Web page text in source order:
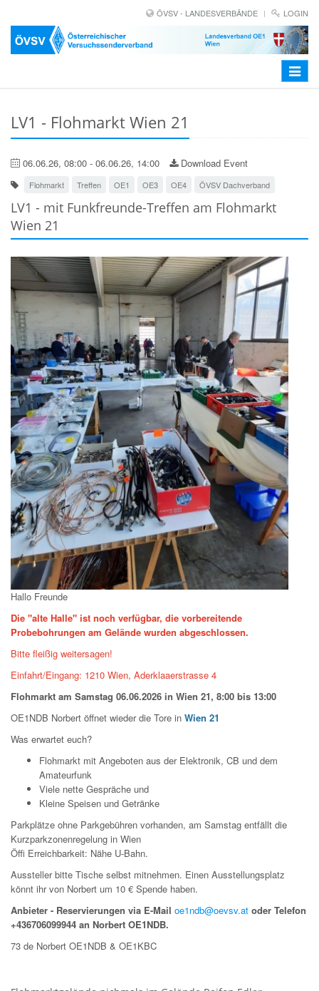
ÖVSV - LANDESVERBÄNDE LOGIN
Toggle
LV1 - Flohmarkt Wien 21
06.06.26, 08:00 - 06.06.26, 14:00 Download Event
Flohmarkt Treffen OE1 OE3 OE4 ÖVSV Dachverband
LV1 - mit Funkfreunde-Treffen am Flohmarkt
Wien 21
Hallo Freunde
Die "alte Halle" ist noch verfügbar, die vorbereitende
Probebohrungen am Gelände wurden abgeschlossen.
Bitte fleißig weitersagen!
Einfahrt/Eingang: 1210 Wien, Aderklaaerstrasse 4
Flohmarkt am Samstag 06.06.2026 in Wien 21, 8:00 bis 13:00
OE1NDB Norbert öffnet wieder die Tore in Wien 21
Was erwartet euch?
Flohmarkt mit Angeboten aus der Elektronik, CB und dem
Amateurfunk
Viele nette Gespräche und
Kleine Speisen und Getränke
Parkplätze ohne Parkgebühren vorhanden, am Samstag entfällt die
Kurzparkzonenregelung in Wien
Öffi Erreichbarkeit: Nähe U-Bahn.
Aussteller bitte Tische selbst mitnehmen. Einen Ausstellungsplatz
könnt ihr von Norbert um 10 € Spende haben.
Anbieter - Reservierungen via E-Mail oe1ndb@oevsv.at oder Telefon
+436706099944 an Norbert OE1NDB.
73 de Norbert OE1NDB & OE1KBC